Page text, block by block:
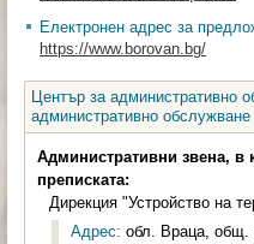
Електронен адрес за
https://www.borovan.bg/
Център за административно
административно обслужване
Административни звена, в
преписката:
Дирекция "Устройство на
Адрес: обл. Враца, общ.